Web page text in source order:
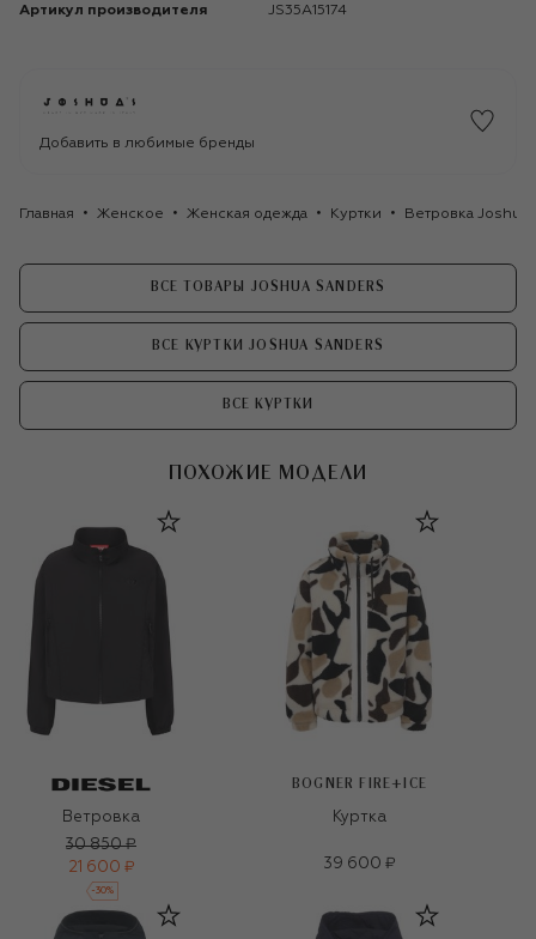
Артикул производителя JS35A15174
Добавить в любимые бренды
Главная Женское Женская одежда Куртки Ветровка Joshua
ВСЕ ТОВАРЫ JOSHUA SANDERS
ВСЕ КУРТКИ JOSHUA SANDERS
ВСЕ КУРТКИ
ПОХОЖИЕ МОДЕЛИ
Ветровка
30 850 ₽
21 600 ₽
-30%
BOGNER FIRE+ICE
Куртка
39 600 ₽